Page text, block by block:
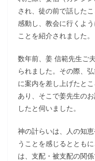
され、徒の前で話した
感動し、教会に行くよ
ことを紹介されました。
数年前、姜 信範先生ご
られました。その際、
に案内を差し上げたと
あり、そこで姜先生の
したと伺いました。
神の計らいは、人の知
うことを感じるととも
は、支配・被支配の関